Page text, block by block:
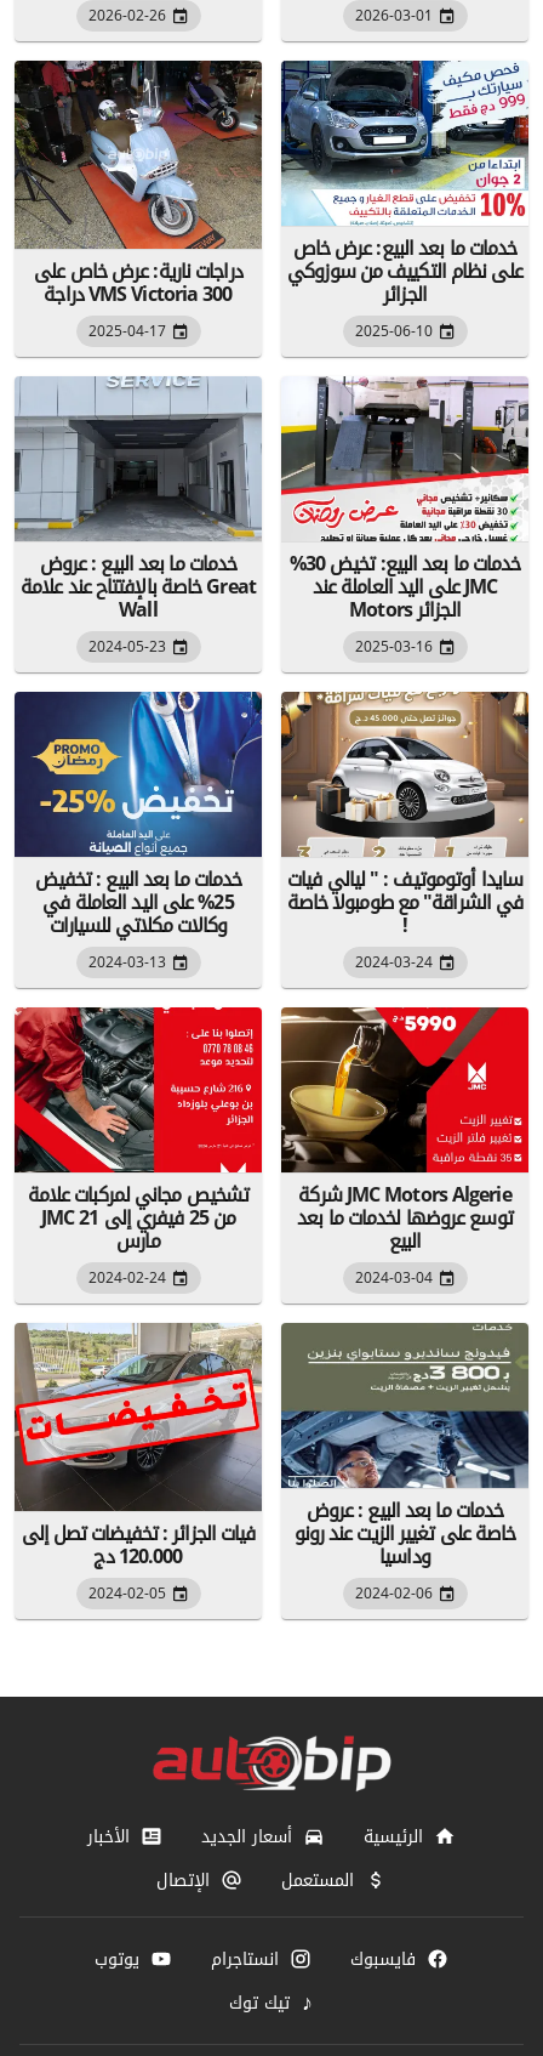
2026-03-01
2026-02-26
خدمات ما بعد البيع: عرض خاص
على نظام التكييف من سوزوكي
الجزائر
2025-06-10
دراجات نارية: عرض خاص على
دراجة VMS Victoria 300
2025-04-17
خدمات ما بعد البيع: تخيض 30%
على اليد العاملة عند JMC
Motors الجزائر
2025-03-16
خدمات ما بعد البيع : عروض
خاصة بالإفتتاح عند علامة Great
Wall
2024-05-23
سايدا أوتوموتيف : " ليالي فيات
في الشراقة" مع طومبولا خاصة
!
2024-03-24
خدمات ما بعد البيع : تخفيض
25% على اليد العاملة في
وكالات مكلاتي للسيارات
2024-03-13
شركة JMC Motors Algerie
توسع عروضها لخدمات ما بعد
البيع
2024-03-04
تشخيص مجاني لمركبات علامة
JMC من 25 فيفري إلى 21
مارس
2024-02-24
خدمات ما بعد البيع : عروض
خاصة على تغيير الزيت عند رونو
وداسيا
2024-02-06
فيات الجزائر : تخفيضات تصل إلى
120.000 دج
2024-02-05
الرئيسية أسعار الجديد
الأخبار
المستعمل
الإتصال
فايسبوك انستاجرام يوتوب
♪ تيك توك